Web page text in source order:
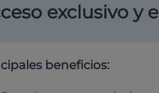
exclusivo y
beneficios: